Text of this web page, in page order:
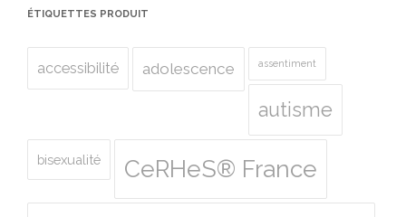
ÉTIQUETTES PRODUIT
accessibilité adolescence assentiment
autisme
bisexualité CeRHeS® France